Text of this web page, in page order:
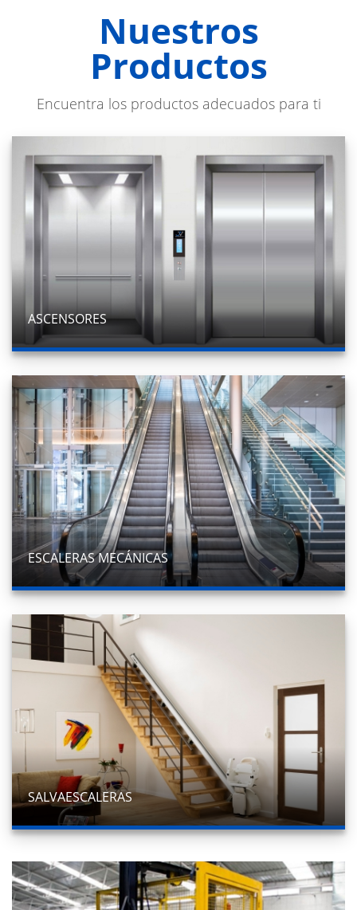
Nuestros
Productos
Encuentra los productos adecuados para ti
ASCENSORES
ESCALERAS MECÁNICAS
SALVAESCALERAS